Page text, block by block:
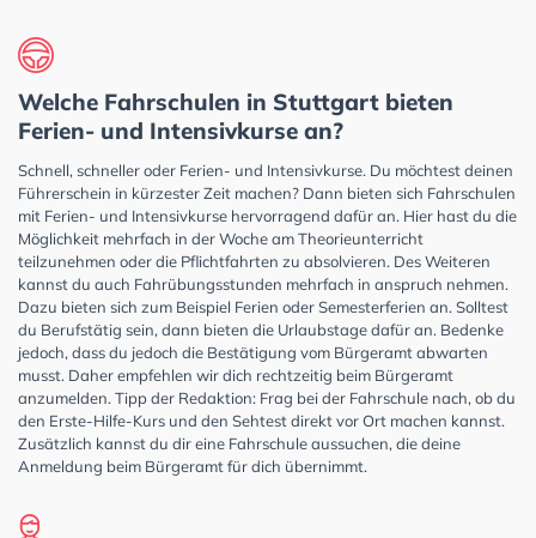
Welche Fahrschulen in Stuttgart bieten
Ferien- und Intensivkurse an?
Schnell, schneller oder Ferien- und Intensivkurse. Du möchtest deinen
Führerschein in kürzester Zeit machen? Dann bieten sich Fahrschulen
mit Ferien- und Intensivkurse hervorragend dafür an. Hier hast du die
Möglichkeit mehrfach in der Woche am Theorieunterricht
teilzunehmen oder die Pflichtfahrten zu absolvieren. Des Weiteren
kannst du auch Fahrübungsstunden mehrfach in anspruch nehmen.
Dazu bieten sich zum Beispiel Ferien oder Semesterferien an. Solltest
du Berufstätig sein, dann bieten die Urlaubstage dafür an. Bedenke
jedoch, dass du jedoch die Bestätigung vom Bürgeramt abwarten
musst. Daher empfehlen wir dich rechtzeitig beim Bürgeramt
anzumelden. Tipp der Redaktion: Frag bei der Fahrschule nach, ob du
den Erste-Hilfe-Kurs und den Sehtest direkt vor Ort machen kannst.
Zusätzlich kannst du dir eine Fahrschule aussuchen, die deine
Anmeldung beim Bürgeramt für dich übernimmt.